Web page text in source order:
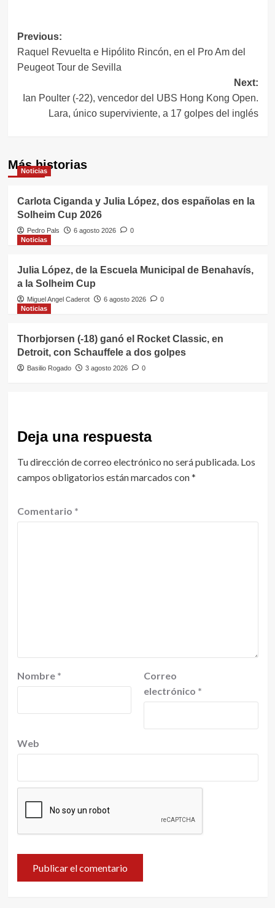
Navegación
de
entradas
Previous:
Raquel Revuelta e Hipólito Rincón, en el Pro Am del
Peugeot Tour de Sevilla
Next:
Ian Poulter (-22), vencedor del UBS Hong Kong Open.
Lara, único superviviente, a 17 golpes del inglés
Más historias
Noticias
Carlota Ciganda y Julia López, dos españolas en la
Solheim Cup 2026
Pedro Pals 6 agosto 2026
0
Noticias
Julia López, de la Escuela Municipal de Benahavís,
a la Solheim Cup
Miguel Angel Caderot 6 agosto 2026
0
Noticias
Thorbjorsen (-18) ganó el Rocket Classic, en
Detroit, con Schauffele a dos golpes
Basilio Rogado 3 agosto 2026 0
Deja una respuesta
Tu dirección de correo electrónico no será publicada. Los
campos obligatorios están marcados con*
Comentario *
Nombre *
Correo
electrónico *
Web